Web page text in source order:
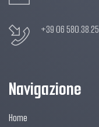
+39 06 580.38.25
Navigazione
Home